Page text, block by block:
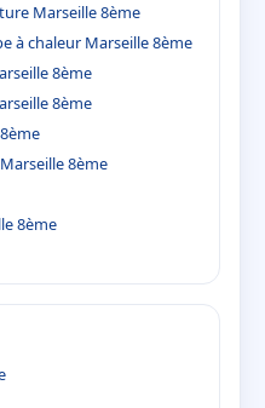
Marseille 8ème
à chaleur Marseille 8ème
8ème
8ème
8ème
8ème